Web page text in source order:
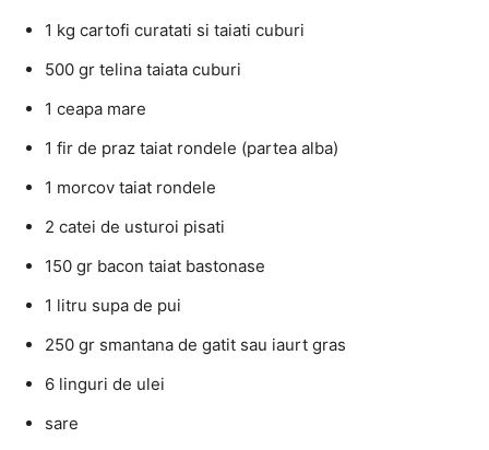
1 kg cartofi curatati si taiati cuburi
500 gr telina taiata cuburi
1 ceapa mare
1 fir de praz taiat rondele (partea alba)
1 morcov taiat rondele
2 catei de usturoi pisati
150 gr bacon taiat bastonase
1 litru supa de pui
250 gr smantana de gatit sau iaurt gras
6 linguri de ulei
sare